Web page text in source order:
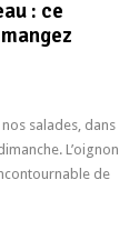
: ce
salades, dans
L’oignon
de